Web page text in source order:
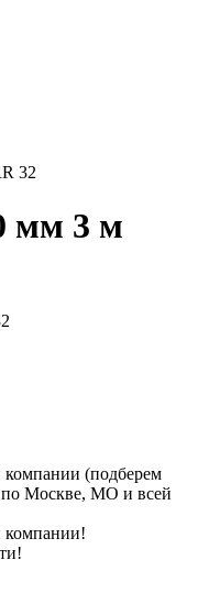
32
мм 3 м
компании (подберем
Москве, МО и всей
компании!